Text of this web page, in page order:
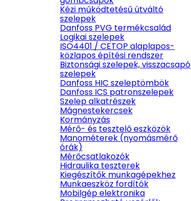
Kézi működtetésű útváltó
szelepek
Danfoss PVG termékcsalád
Logikai szelepek
ISO4401 / CETOP alaplapos-
közlapos építési rendszer
Biztonsági szelepek, visszacsapó
szelepek
Danfoss HIC szeleptömbök
Danfoss ICS patronszelepek
Szelep alkatrészek
Mágnestekercsek
Kormányzás
Mérő- és tesztelő eszközök
Manométerek (nyomásmérő
órák)
Mérőcsatlakozók
Hidraulika teszterek
Kiegészítők munkagépekhez
Munkaeszköz fordítók
Mobilgép elektronika